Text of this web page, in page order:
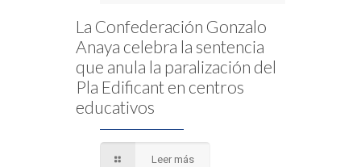
La Confederación Gonzalo
Anaya celebra la sentencia
que anula la paralización del
Pla Edificant en centros
educativos
Leer más